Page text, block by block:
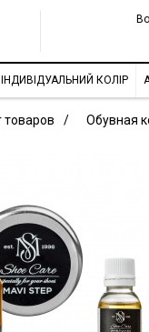
ІНДИВІДУАЛЬНИЙ КОЛІР
товаров Обувная